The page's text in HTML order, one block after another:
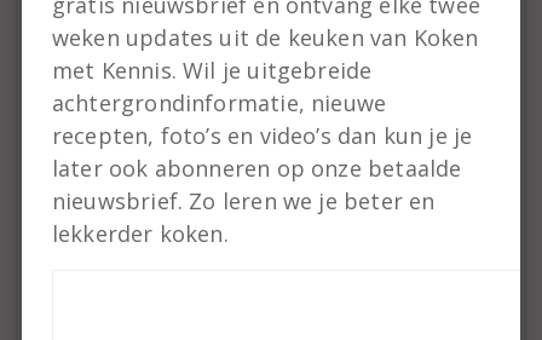
AgriaVaste tot lichtbloemige late
aardappel. Wat mij betreft de beste
frietaardappel. Ook biologisch
verkrijgbaar maar die zijn stukken
kleiner en daarom wat minder handig
voor frieten. (op foto staan bio agria)
weken updates uit de keuken van Koken
met Kennis. Wil je uitgebreide
achtergrondinformatie, nieuwe
recepten, foto’s en video’s dan kun je je
later ook abonneren op onze betaalde
nieuwsbrief. Zo leren we je beter en
lekkerder koken.